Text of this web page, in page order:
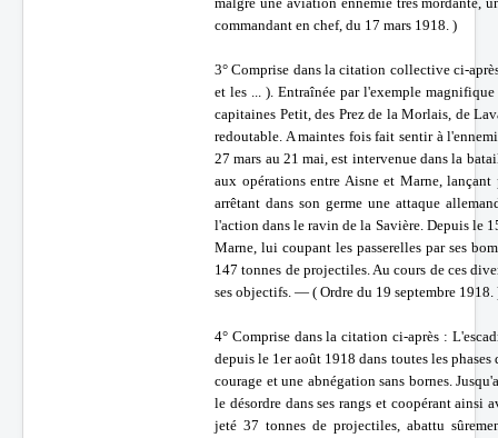
commandant en chef, du 17 mars 1918. )
3° Comprise dans la citation collective ci-
et les ... ). Entraînée par l'exemple
capitaines Petit, des Prez de la Morlais, de
redoutable. A maintes fois fait sentir à
27 mars au 21 mai, est intervenue dans la
aux opérations entre Aisne et Marne,
arrêtant dans son germe une attaque
l'action dans le ravin de la Savière. Depuis le
Marne, lui coupant les passerelles par ses
147 tonnes de projectiles. Au cours de ces
ses objectifs. — ( Ordre du 19 septembre 1918.
4° Comprise dans la citation ci-après :
depuis le 1er août 1918 dans toutes les
courage et une abnégation sans bornes.
le désordre dans ses rangs et coopérant ainsi
jeté 37 tonnes de projectiles, abattu